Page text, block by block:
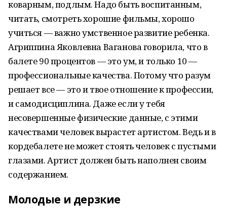
коварным, подлым. Надо быть воспитанным,
читать, смотреть хорошие фильмы, хорошо
учиться — важно умственное развитие ребенка.
Агриппина Яковлевна Ваганова говорила, что в
балете 90 процентов — это ум, и только 10 —
профессиональные качества. Потому что разум
решает все — это и твое отношение к профессии,
и самодисциплина. Даже если у тебя
несовершенные физические данные, с этими
качествами человек вырастет артистом. Ведь и в
кордебалете не может стоять человек с пустыми
глазами. Артист должен быть наполнен своим
содержанием.
Молодые и дерзкие